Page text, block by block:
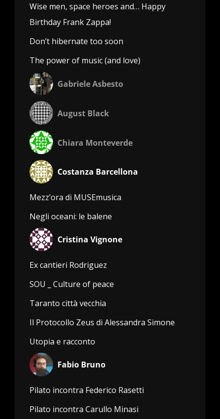
Wise men, space heroes and… Happy
Birthday Frank Zappa!
Don’t hibernate too soon
The power of music (and love)
Gabriele Asbesto
August Black
Chiara Monteverde
Costanza Barcellona
Mezz’ora di MUSEmusica
Negli oceani: le balene
Cristina Vignone
Ex cantieri Rodriguez
SOU _ Culture of peace
Taranto città vecchia
Il Protocollo Zeus di Alessandra Simone
Utopia e racconto
Fabio Bruno
Pilato incontra Federico Rasetti
Pilato incontra Carullo Minasi